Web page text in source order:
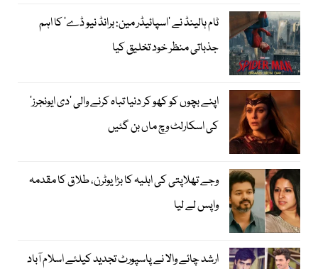
ٹام ہالینڈ نے ’اسپائیڈر مین: برانڈ نیو ڈے‘ کا اہم
جذباتی منظر خود تخلیق کیا
اپنے بچوں کو کھو کر دنیا تباہ کرنے والی ’دی ایونجرز‘
کی اسکارلٹ وچ ماں بن گئیں
وجے تھلاپتی کی اہلیہ کا بڑا یوٹرن، طلاق کا مقدمہ
واپس لے لیا
ارشد چائے والا نے پاسپورٹ تجدید کیلئے اسلام آباد